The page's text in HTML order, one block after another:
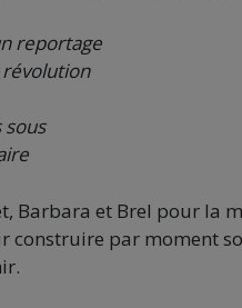
reportage
sous
Barbara et Brel pour la
construire par moment